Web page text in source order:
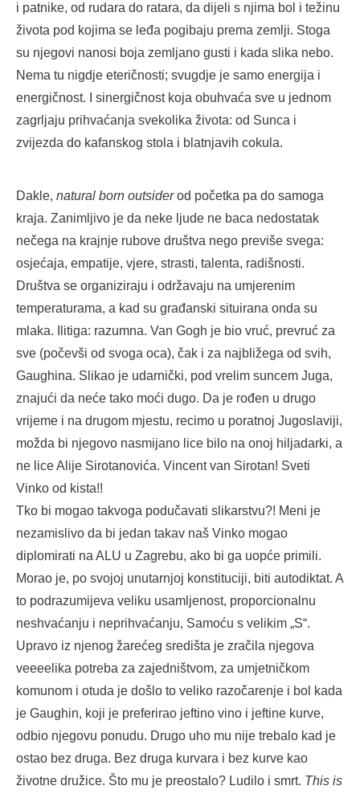
i patnike, od rudara do ratara, da dijeli s njima bol i težinu
života pod kojima se leđa pogibaju prema zemlji. Stoga
su njegovi nanosi boja zemljano gusti i kada slika nebo.
Nema tu nigdje eteričnosti; svugdje je samo energija i
energičnost. I sinergičnost koja obuhvaća sve u jednom
zagrljaju prihvaćanja svekolika života: od Sunca i
zvijezda do kafanskog stola i blatnjavih cokula.
Dakle, natural born outsiderod početka pa do samoga
kraja. Zanimljivo je da neke ljude ne baca nedostatak
nečega na krajnje rubove društva nego previše svega:
osjećaja, empatije, vjere, strasti, talenta, radišnosti.
Društva se organiziraju i održavaju na umjerenim
temperaturama, a kad su građanski situirana onda su
mlaka. Ilitiga: razumna. Van Gogh je bio vruć, prevruć za
sve (počevši od svoga oca), čak i za najbližega od svih,
Gaughina. Slikao je udarnički, pod vrelim suncem Juga,
znajući da neće tako moći dugo. Da je rođen u drugo
vrijeme i na drugom mjestu, recimo u poratnoj Jugoslaviji,
možda bi njegovo nasmijano lice bilo na onoj hiljadarki, a
ne lice Alije Sirotanovića. Vincent van Sirotan! Sveti
Vinko od kista!!
Tko bi mogao takvoga podučavati slikarstvu?! Meni je
nezamislivo da bi jedan takav naš Vinko mogao
diplomirati na ALU u Zagrebu, ako bi ga uopće primili.
Morao je, po svojoj unutarnjoj konstituciji, biti autodiktat. A
to podrazumijeva veliku usamljenost, proporcionalnu
neshvaćanju i neprihvaćanju, Samoću s velikim „S“.
Upravo iz njenog žarećeg središta je zračila njegova
veeeelika potreba za zajedništvom, za umjetničkom
komunom i otuda je došlo to veliko razočarenje i bol kada
je Gaughin, koji je preferirao jeftino vino i jeftine kurve,
odbio njegovu ponudu. Drugo uho mu nije trebalo kad je
ostao bez druga. Bez druga kurvara i bez kurve kao
životne družice. Što mu je preostalo? Ludilo i smrt. This is